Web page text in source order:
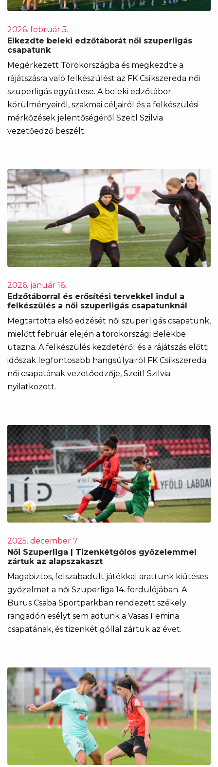
2026. február 5.
Elkezdte beleki edzőtáborát női szuperligás
csapatunk
Megérkezett Törökországba és megkezdte a
rájátszásra való felkészülést az FK Csíkszereda női
szuperligás együttese. A beleki edzőtábor
körülményeiről, szakmai céljairól és a felkészülési
mérkőzések jelentőségéről Szeitl Szilvia
vezetőedző beszélt.
2026. január 16.
Edzőtáborral és erősítési tervekkel indul a
felkészülés a női szuperligás csapatunknál
Megtartotta első edzését női szuperligás csapatunk,
mielőtt február elején a törökországi Belekbe
utazna. A felkészülés kezdetéről és a rájátszás előtti
időszak legfontosabb hangsúlyairól FK Csíkszereda
női csapatának vezetőedzője, Szeitl Szilvia
nyilatkozott.
2025. december 7.
Női Szuperliga | Tizenkétgólos győzelemmel
zártuk az alapszakaszt
Magabiztos, felszabadult játékkal arattunk kiütéses
győzelmet a női Szuperliga 14. fordulójában. A
Burus Csaba Sportparkban rendezett székely
rangadón esélyt sem adtunk a Vasas Femina
csapatának, és tizenkét góllal zártuk az évet.